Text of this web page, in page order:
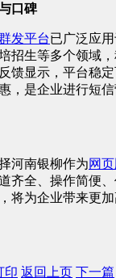
口碑
发平台已广泛应
招生等多个领域
馈显示，平台稳
，是企业进行短
河南银柳作为网
齐全、操作简便
将为企业带来更
印 返回上页 下一篇